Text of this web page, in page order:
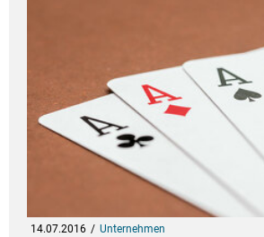
14.07.2016 Unternehmen